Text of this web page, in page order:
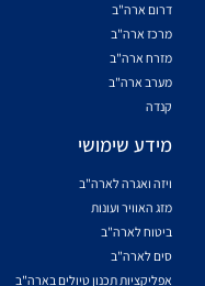
דרום ארה"ב
מרכז ארה"ב
מזרח ארה"ב
מערב ארה"ב
קנדה
מידע שימושי
ויזה ואגרה לארה"ב
מזג האוויר ועונות
ביטוח לארה"ב
סים לארה"ב
אפליקציות תכנון טיולים בארה"ב